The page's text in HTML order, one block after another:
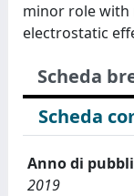
minor role with
electrostatic
Scheda
Scheda
Anno di
2019